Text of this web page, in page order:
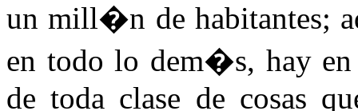
un mill�n de habitantes;
en todo lo dem�s, hay en
de toda clase de cosas